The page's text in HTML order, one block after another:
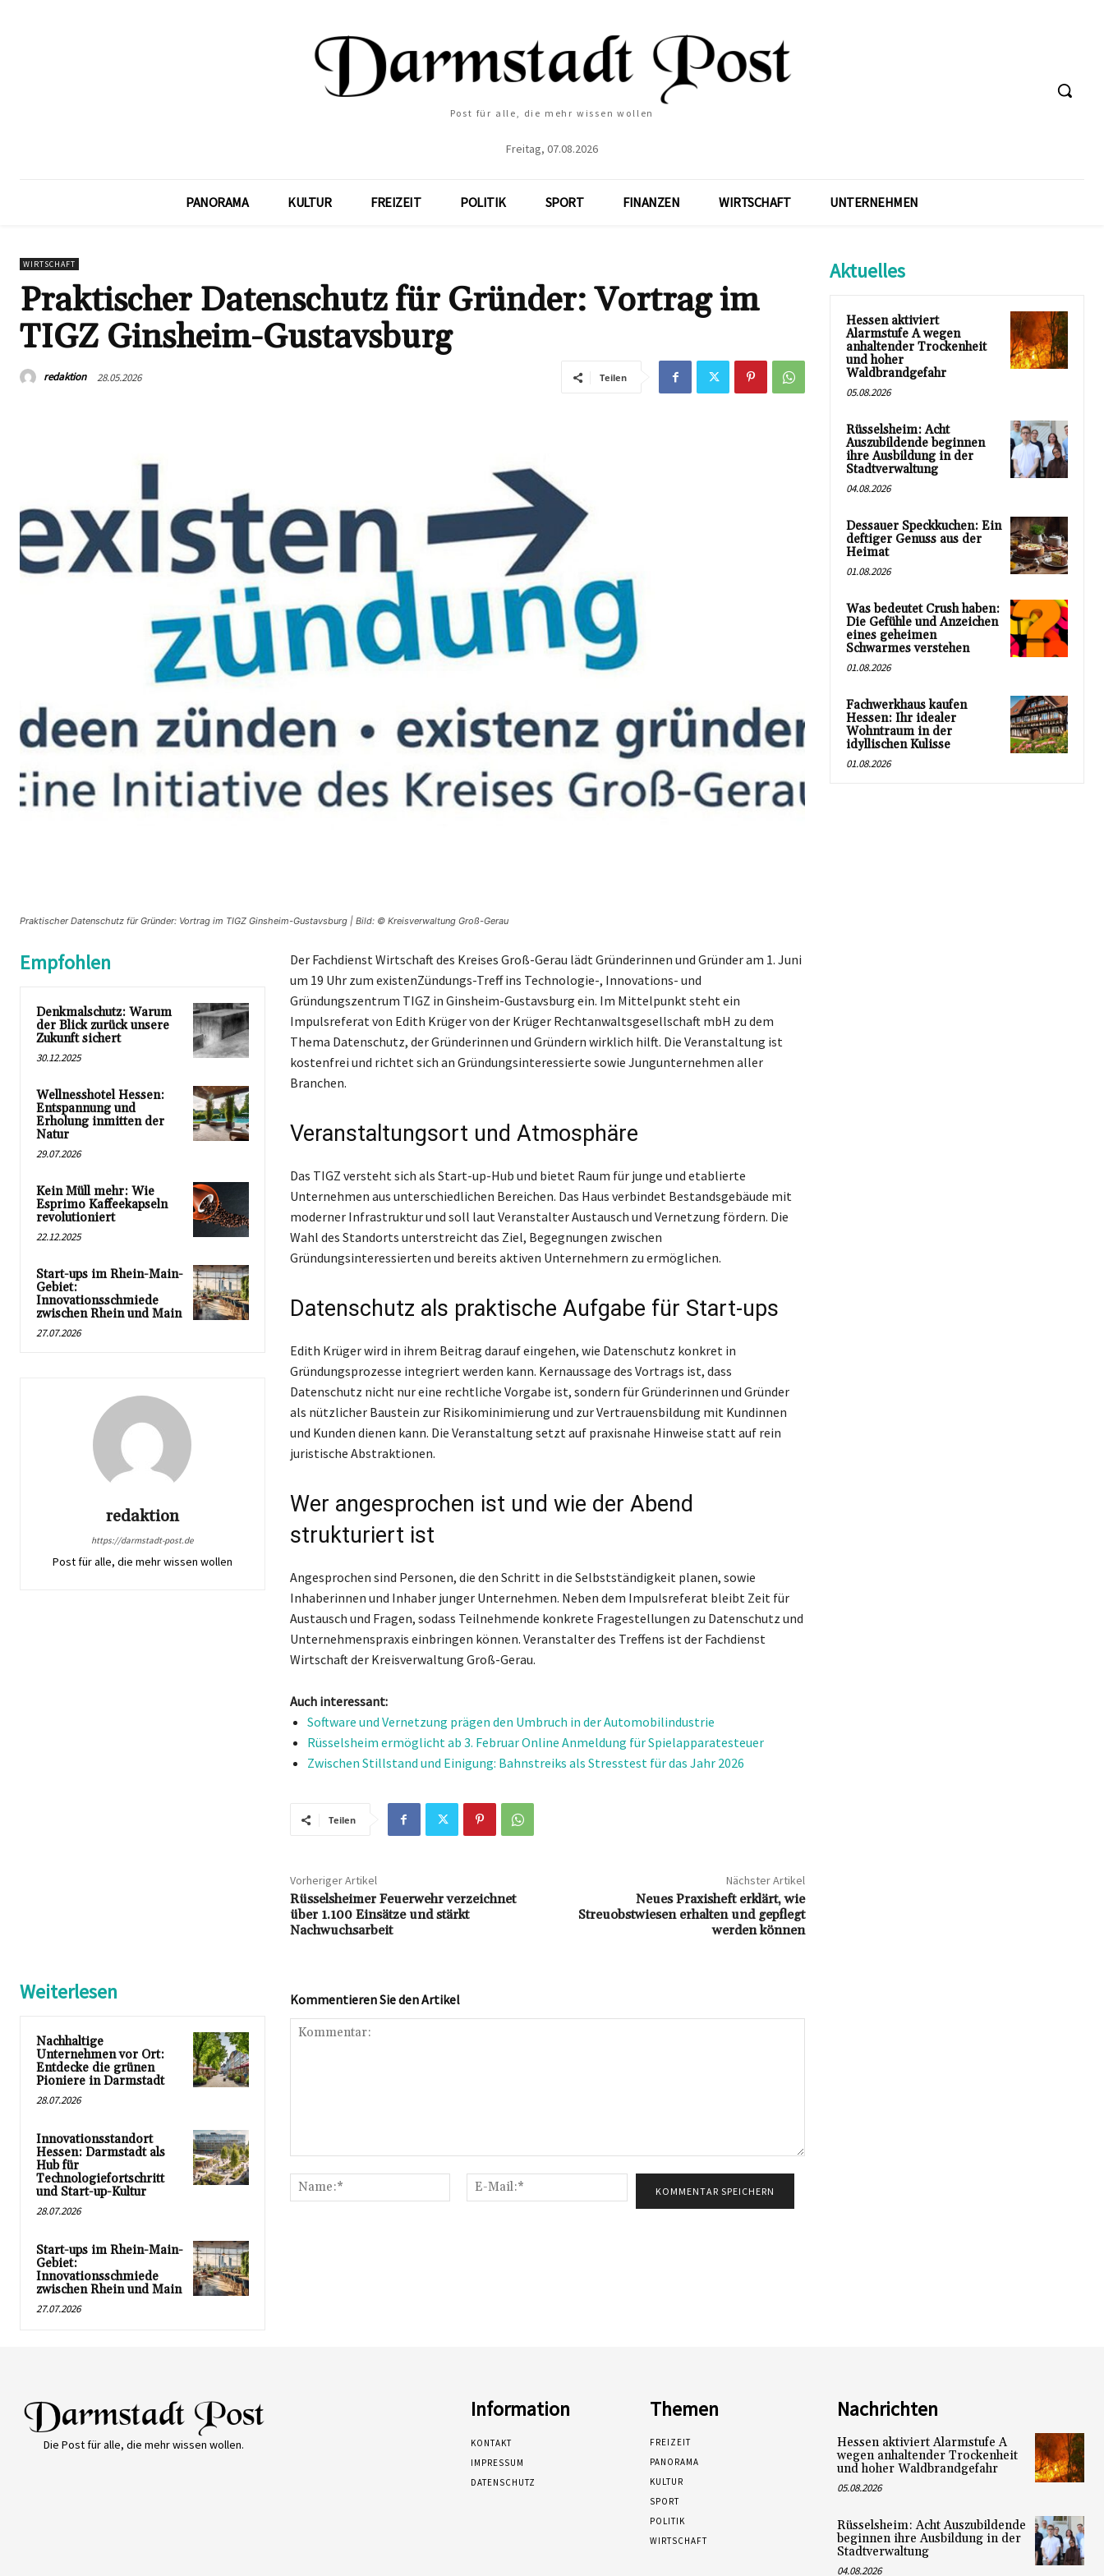
Post für alle, die mehr wissen wollen
Freitag, 07.08.2026
PANORAMA KULTUR FREIZEIT POLITIK SPORT FINANZEN WIRTSCHAFT UNTERNEHMEN
WIRTSCHAFT
Praktischer Datenschutz für Gründer: Vortrag im
TIGZ Ginsheim-Gustavsburg
redaktion 28.05.2026 Teilen
Praktischer Datenschutz für Gründer: Vortrag im TIGZ Ginsheim-Gustavsburg | Bild: © Kreisverwaltung Groß-Gerau
Empfohlen
Denkmalschutz: Warum
der Blick zurück unsere
Zukunft sichert
30.12.2025
Wellnesshotel Hessen:
Entspannung und
Erholung inmitten der
Natur
29.07.2026
Kein Müll mehr: Wie
Esprimo Kaffeekapseln
revolutioniert
22.12.2025
Start-ups im Rhein-Main-
Gebiet:
Innovationsschmiede
zwischen Rhein und Main
27.07.2026
redaktion
https://darmstadt-post.de
Post für alle, die mehr wissen wollen
Der Fachdienst Wirtschaft des Kreises Groß-Gerau lädt Gründerinnen und Gründer am 1. Juni
um 19 Uhr zum existenZündungs-Treff ins Technologie-, Innovations- und
Gründungszentrum TIGZ in Ginsheim-Gustavsburg ein. Im Mittelpunkt steht ein
Impulsreferat von Edith Krüger von der Krüger Rechtanwaltsgesellschaft mbH zu dem
Thema Datenschutz, der Gründerinnen und Gründern wirklich hilft. Die Veranstaltung ist
kostenfrei und richtet sich an Gründungsinteressierte sowie Jungunternehmen aller
Branchen.
Veranstaltungsort und Atmosphäre
Das TIGZ versteht sich als Start-up-Hub und bietet Raum für junge und etablierte
Unternehmen aus unterschiedlichen Bereichen. Das Haus verbindet Bestandsgebäude mit
moderner Infrastruktur und soll laut Veranstalter Austausch und Vernetzung fördern. Die
Wahl des Standorts unterstreicht das Ziel, Begegnungen zwischen
Gründungsinteressierten und bereits aktiven Unternehmern zu ermöglichen.
Datenschutz als praktische Aufgabe für Start-ups
Edith Krüger wird in ihrem Beitrag darauf eingehen, wie Datenschutz konkret in
Gründungsprozesse integriert werden kann. Kernaussage des Vortrags ist, dass
Datenschutz nicht nur eine rechtliche Vorgabe ist, sondern für Gründerinnen und Gründer
als nützlicher Baustein zur Risikominimierung und zur Vertrauensbildung mit Kundinnen
und Kunden dienen kann. Die Veranstaltung setzt auf praxisnahe Hinweise statt auf rein
juristische Abstraktionen.
Wer angesprochen ist und wie der Abend
strukturiert ist
Angesprochen sind Personen, die den Schritt in die Selbstständigkeit planen, sowie
Inhaberinnen und Inhaber junger Unternehmen. Neben dem Impulsreferat bleibt Zeit für
Austausch und Fragen, sodass Teilnehmende konkrete Fragestellungen zu Datenschutz und
Unternehmenspraxis einbringen können. Veranstalter des Treffens ist der Fachdienst
Wirtschaft der Kreisverwaltung Groß-Gerau.
Auch interessant:
Software und Vernetzung prägen den Umbruch in der Automobilindustrie
Rüsselsheim ermöglicht ab 3. Februar Online Anmeldung für Spielapparatesteuer
Zwischen Stillstand und Einigung: Bahnstreiks als Stresstest für das Jahr 2026
Teilen
Vorheriger Artikel
Rüsselsheimer Feuerwehr verzeichnet
über 1.100 Einsätze und stärkt
Nachwuchsarbeit
Nächster Artikel
Neues Praxisheft erklärt, wie
Streuobstwiesen erhalten und gepflegt
werden können
Weiterlesen
Nachhaltige
Unternehmen vor Ort:
Entdecke die grünen
Pioniere in Darmstadt
28.07.2026
Innovationsstandort
Hessen: Darmstadt als
Hub für
Technologiefortschritt
und Start-up-Kultur
28.07.2026
Start-ups im Rhein-Main-
Gebiet:
Innovationsschmiede
zwischen Rhein und Main
27.07.2026
Kommentieren Sie den Artikel
Name:*
Mail:*
Aktuelles
Hessen aktiviert
Alarmstufe A wegen
anhaltender Trockenheit
und hoher
Waldbrandgefahr
05.08.2026
Rüsselsheim: Acht
Auszubildende beginnen
ihre Ausbildung in der
Stadtverwaltung
04.08.2026
Dessauer Speckkuchen: Ein
deftiger Genuss aus der
Heimat
01.08.2026
Was bedeutet Crush haben:
Die Gefühle und Anzeichen
eines geheimen
Schwarmes verstehen
01.08.2026
Fachwerkhaus kaufen
Hessen: Ihr idealer
Wohntraum in der
idyllischen Kulisse
01.08.2026
Die Post für alle, die mehr wissen wollen.
Information
KONTAKT
IMPRESSUM
DATENSCHUTZ
Themen
FREIZEIT
PANORAMA
KULTUR
SPORT
POLITIK
WIRTSCHAFT
Nachrichten
Hessen aktiviert Alarmstufe A
wegen anhaltender Trockenheit
und hoher Waldbrandgefahr
05.08.2026
Rüsselsheim: Acht Auszubildende
beginnen ihre Ausbildung in der
Stadtverwaltung
04.08.2026